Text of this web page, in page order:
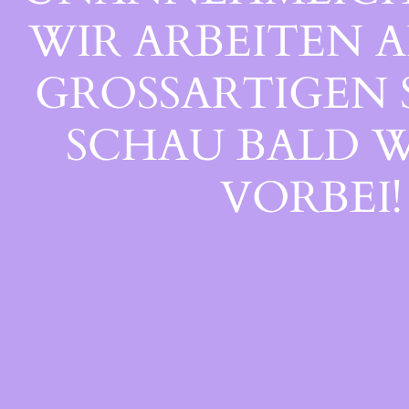
WIR ARBEITEN
GROSSARTIGEN
CHAU BALD
ORBEI!